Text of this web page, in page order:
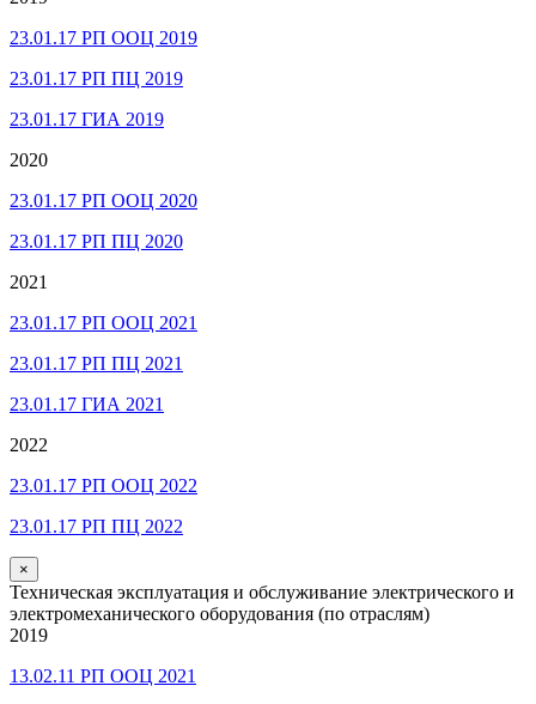
23.01.17 РП ООЦ 2019
23.01.17 РП ПЦ 2019
23.01.17 ГИА 2019
2020
23.01.17 РП ООЦ 2020
23.01.17 РП ПЦ 2020
2021
23.01.17 РП ООЦ 2021
23.01.17 РП ПЦ 2021
23.01.17 ГИА 2021
2022
23.01.17 РП ООЦ 2022
23.01.17 РП ПЦ 2022
×
Техническая эксплуатация и обслуживание электрического и
электромеханического оборудования (по отраслям)
2019
13.02.11 РП ООЦ 2021